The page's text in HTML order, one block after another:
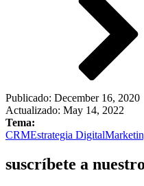
Publicado: December 16, 2020
Actualizado: May 14, 2022
Tema:
CRMEstrategia Digital
suscríbete a